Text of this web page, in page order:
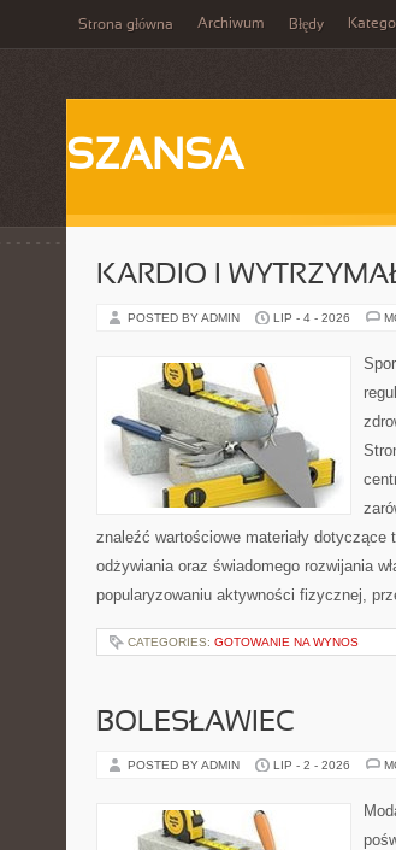
Strona główna Archiwum Błędy
SZANSA
KARDIO I
POSTED BY ADMIN LIP - 4 - 2026
znaleźć wartościowe materiały
odżywiania oraz świadomego rozwijania
popularyzowaniu aktywności fizycznej,
CATEGORIES: GOTOWANIE NA WYNOS
BOLESŁAWIEC
POSTED BY ADMIN LIP - 2 - 2026